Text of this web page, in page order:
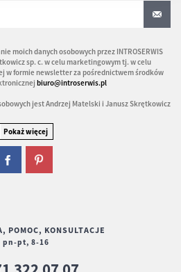
moich danych osobowych przez INTROSERWIS
sp. c. w celu marketingowym tj. w celu
w formie newsletter za pośrednictwem środków
biuro@introserwis.pl
jest Andrzej Matelski i Janusz Skrętkowicz
POMOC, KONSULTACJE
pn-pt, 8-16